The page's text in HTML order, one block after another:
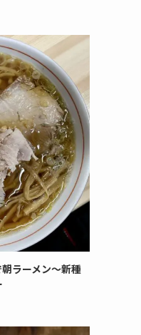
ラーメン〜新種